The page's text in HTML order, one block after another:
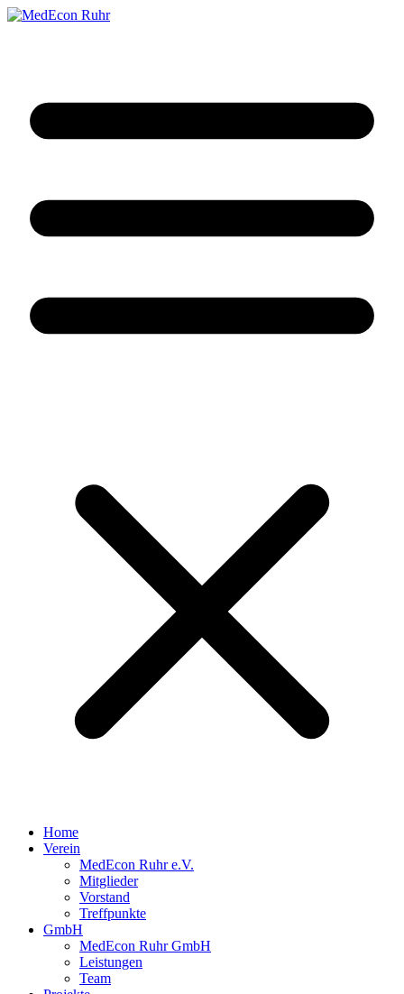
Home
Verein
MedEcon Ruhr e.V.
Mitglieder
Vorstand
Treffpunkte
GmbH
MedEcon Ruhr GmbH
Leistungen
Team